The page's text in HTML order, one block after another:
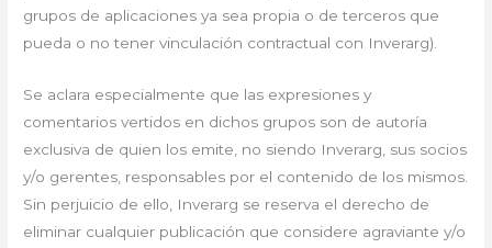
grupos de aplicaciones ya sea propia o de terceros que
pueda o no tener vinculación contractual con Inverarg).
Se aclara especialmente que las expresiones y
comentarios vertidos en dichos grupos son de autoría
exclusiva de quien los emite, no siendo Inverarg, sus socios
y/o gerentes, responsables por el contenido de los mismos.
Sin perjuicio de ello, Inverarg se reserva el derecho de
eliminar cualquier publicación que considere agraviante y/o